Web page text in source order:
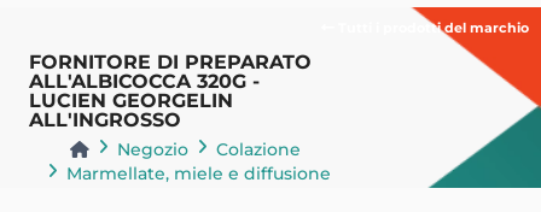
FORNITORE DI PREPARATO
ALL'ALBICOCCA 320G -
LUCIEN GEORGELIN
ALL'INGROSSO
Negozio
Colazione
Marmellate, miele e diffusione
Tutti i prodotti del marchio